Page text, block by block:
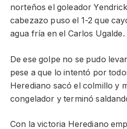
norteños el goleador
cabezazo puso el 1-2 que
agua fría en el Carlos Ugalde.
De ese golpe no se pudo
pese a que lo intentó por
Herediano sacó el colmillo y
congelador y terminó
Con la victoria Herediano